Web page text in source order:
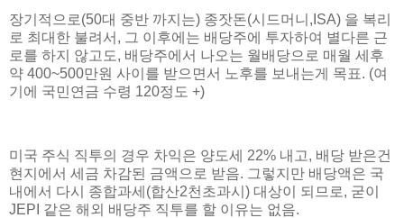
장기적으로(50대 중반 까지는) 종잣돈(시드머니,ISA) 을 복리
로 최대한 불려서, 그 이후에는 배당주에 투자하여 별다른 근
로를 하지 않고도, 배당주에서 나오는 월배당으로 매월 세후
약 400~500만원 사이를 받으면서 노후를 보내는게 목표. (여
기에 국민연금 수령 120정도 +)
미국 주식 직투의 경우 차익은 양도세 22% 내고, 배당 받은건
현지에서 세금 차감된 금액으로 받음. 그렇지만 배당액은 국
내에서 다시 종합과세(합산2천초과시) 대상이 되므로, 굳이
JEPI 같은 해외 배당주 직투를 할 이유는 없음.